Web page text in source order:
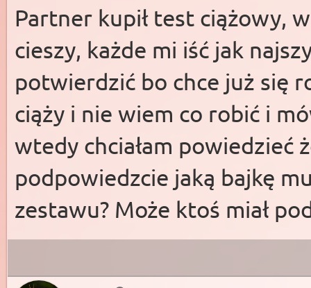
Partner kupił test ciążowy,
cieszy, każde mi iść jak
potwierdzić bo chce już się
ciąży i nie wiem co robić i
wtedy chciałam powiedzieć
podpowiedzcie jaką bajkę
zestawu? Może ktoś miał